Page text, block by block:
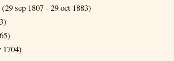
(29 sep 1807 - 29 oct 1883)
1704)